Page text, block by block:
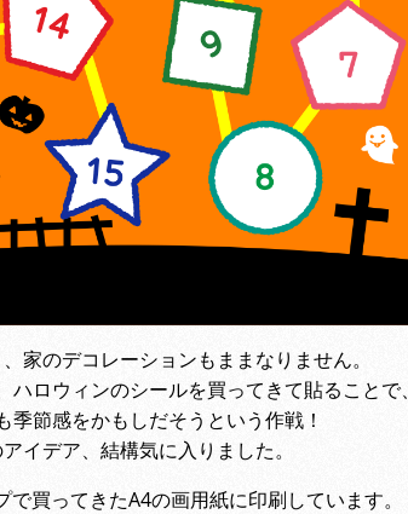
家のデコレーションもままなりません。
ハロウィンのシールを買ってきて貼ることで、
季節感をかもしだそうという作戦！
イデア、結構気に入りました。
で買ってきたA4の画用紙に印刷しています。